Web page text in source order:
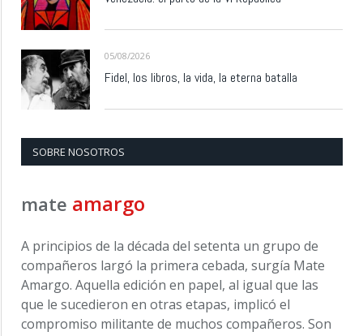
05/08/2026
Fidel, los libros, la vida, la eterna batalla
SOBRE NOSOTROS
mate amargo
A principios de la década del setenta un grupo de
compañeros largó la primera cebada, surgía Mate
Amargo. Aquella edición en papel, al igual que las
que le sucedieron en otras etapas, implicó el
compromiso militante de muchos compañeros. Son